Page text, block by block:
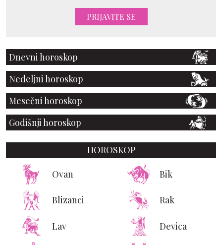
PRIJAVITE SE
Dnevni horoskop
Nedeljni horoskop
Mesečni horoskop
Godišnji horoskop
HOROSKOP
Ovan Bik
Blizanci Rak
Lav Devica